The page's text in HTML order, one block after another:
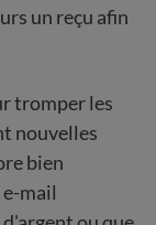
un reçu afin
tromper les
nouvelles
bien
mail